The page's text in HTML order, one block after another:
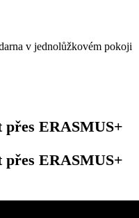
v jednolůžkovém pokoji
přes ERASMUS+
přes ERASMUS+